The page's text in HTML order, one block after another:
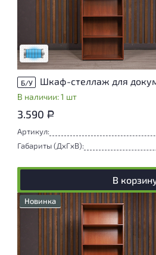
Состояние товара приближено к
могут присутствовать незначительные
следы эксплуатации
Низкая степень износа
Б/У Шкаф-стеллаж для
В наличии: 1 шт
3.590 Р
Артикул:
Габариты (ДxГxВ):
В
Новинка